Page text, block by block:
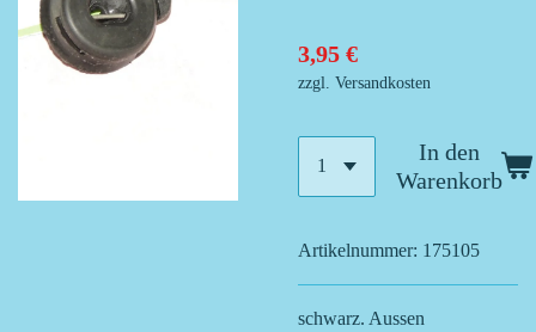
3,95 €
zzgl. Versandkosten
In den
Warenkorb
Artikelnummer: 175105
schwarz. Aussen